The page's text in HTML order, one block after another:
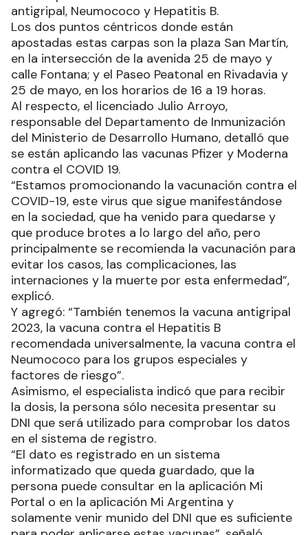
antigripal, Neumococo y Hepatitis B.
Los dos puntos céntricos donde están
apostadas estas carpas son la plaza San Martín,
en la intersección de la avenida 25 de mayo y
calle Fontana; y el Paseo Peatonal en Rivadavia y
25 de mayo, en los horarios de 16 a 19 horas.
Al respecto, el licenciado Julio Arroyo,
responsable del Departamento de Inmunización
del Ministerio de Desarrollo Humano, detalló que
se están aplicando las vacunas Pfizer y Moderna
contra el COVID 19.
“Estamos promocionando la vacunación contra el
COVID-19, este virus que sigue manifestándose
en la sociedad, que ha venido para quedarse y
que produce brotes a lo largo del año, pero
principalmente se recomienda la vacunación para
evitar los casos, las complicaciones, las
internaciones y la muerte por esta enfermedad”,
explicó.
Y agregó: “También tenemos la vacuna antigripal
2023, la vacuna contra el Hepatitis B
recomendada universalmente, la vacuna contra el
Neumococo para los grupos especiales y
factores de riesgo”.
Asimismo, el especialista indicó que para recibir
la dosis, la persona sólo necesita presentar su
DNI que será utilizado para comprobar los datos
en el sistema de registro.
“El dato es registrado en un sistema
informatizado que queda guardado, que la
persona puede consultar en la aplicación Mi
Portal o en la aplicación Mi Argentina y
solamente venir munido del DNI que es suficiente